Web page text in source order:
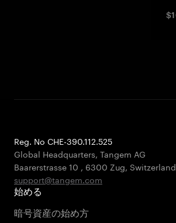
Reg. No CHE-390.112.525
Global Headquarters, Tangem AG
Baarerstrasse 10 , 6300 Zug, Switzerland
support@tangem.com
始める
暗号資産の始め方